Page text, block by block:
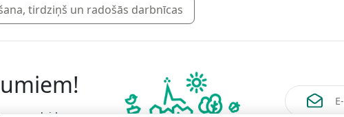
tirdziņš un radošās darbnīcas